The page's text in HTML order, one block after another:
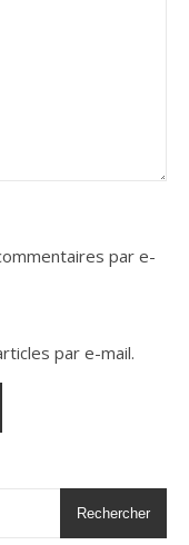
par e-
par e-mail.
Rechercher